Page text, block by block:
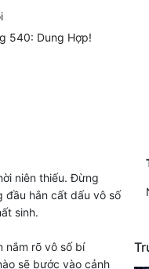
540: Dung Hợp!
niên thiếu. Đừng
đầu hắn cất dấu vô số
sinh.
nắm rõ vô số bí
sẽ bước vào cảnh